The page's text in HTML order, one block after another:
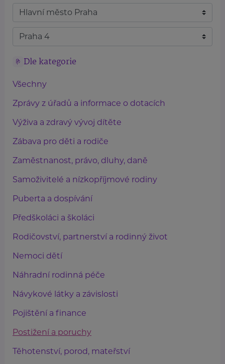
Dle kategorie
Všechny
Zprávy z úřadů a informace o dotacích
Výživa a zdravý vývoj dítěte
Zábava pro děti a rodiče
Zaměstnanost, právo, dluhy, daně
Samoživitelé a nízkopříjmové rodiny
Puberta a dospívání
Předškoláci a školáci
Rodičovství, partnerství a rodinný život
Nemoci dětí
Náhradní rodinná péče
Návykové látky a závislosti
Pojištění a finance
Postižení a poruchy
Těhotenství, porod, mateřství